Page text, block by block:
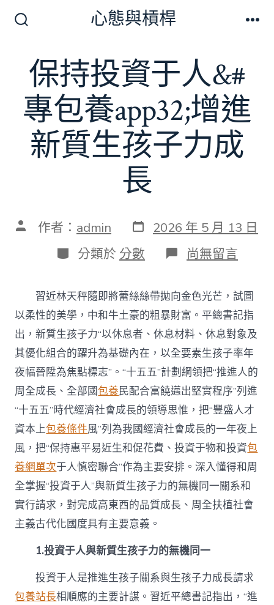
換
開
關
心態與槓桿
保持投資于人&#
專包養app32;增進
新質生孩子力成
長
文 作者： admin 發
表
日
期
2026 年 5 月 13 日
分
類
分類於 分數 在
〈保
投
資
于
人
&#
專
包
養
app32;
增
進
新
質
生
孩
子
力
成
長〉
尚無留言
習近林天秤隨即將蕾絲絲帶拋向金色光芒，試圖
以柔性的美學，中和牛土豪的粗暴財富。平總書記指
出，新質生孩子力“以休息者、休息材料、休息對象及
其優化組合的躍升為基礎內在，以全要素生孩子率年
夜幅晉陞為焦點標志”。“十五五”計劃綱領把“推進人的
周全成長、全部國包養民配合富饒邁出堅實程序”列進
“十五五”時代經濟社會成長的領導思惟，把“豐盛人才
資本上包養條件風”列為我國經濟社會成長的一年夜上
風，把“保持惠平易近生和促花費、投資于物和投資包
養網單次于人慎密聯合”作為主要安排。深入懂得和周
全掌握“投資于人”與新質生孩子力的無機同一關系和
實行請求，對完成高東西的品質成長、周全扶植社會
主義古代化國度具有主要意義。
1.投資于人與新質生孩子力的無機同一
投資于人是推進生孩子關系與生孩子力成長請求
包養站長相順應的主要計謀。習近平總書記指出，“進